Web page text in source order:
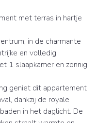
met terras in hartje
in de charmante
en volledig
1 slaapkamer en zonnig
geniet dit appartement
dankzij de royale
in het daglicht. De